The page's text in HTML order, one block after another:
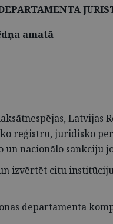
amatā
Latvijas
reģistru, juridisko
nacionālo sankciju
izvērtēt citu
departamenta